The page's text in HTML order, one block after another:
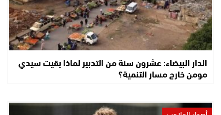
الدار البيضاء: عشرون سنة من التدبير لماذا بقيت سيدي
مومن خارج مسار التنمية؟